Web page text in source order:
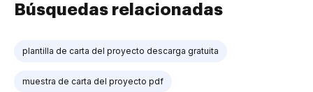
Búsquedas relacionadas
plantilla de carta del proyecto descarga gratuita
muestra de carta del proyecto pdf